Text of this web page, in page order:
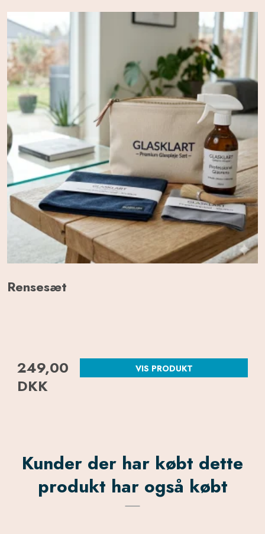
Rensesæt
249,00
DKK
VIS PRODUKT
Kunder der har købt dette
produkt har også købt